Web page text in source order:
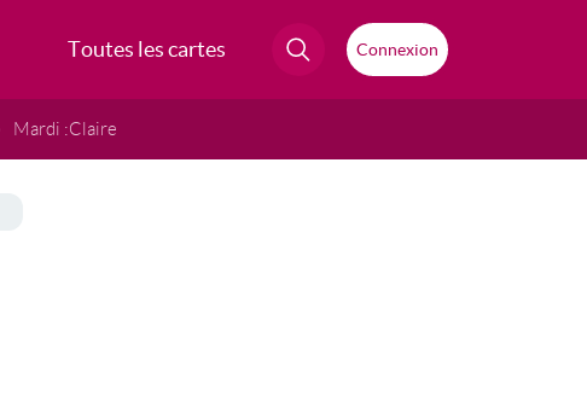
Toutes les cartes Connexion
Mardi :Claire